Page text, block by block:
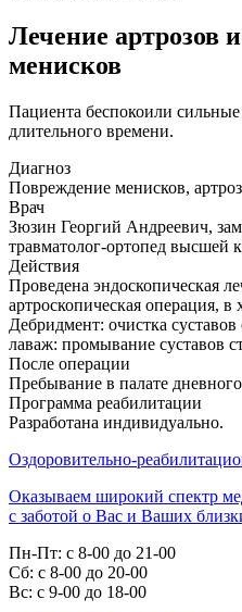
Лечение артрозов
менисков
Пациента беспокоили
длительного времени.
Диагноз
Повреждение менисков,
Врач
Зюзин Георгий Андреевич,
травматолог-ортопед высшей
Действия
Проведена эндоскопическая
артроскопическая операция,
Дебридмент: очистка
лаваж: промывание суставов
После операции
Пребывание в палате
Программа реабилитации
Разработана индивидуально.
Оздоровительно-
Оказываем широкий спектр
с заботой о Вас и Ваших
Пн-Пт: с 8-00 до 21-00
Cб: с 8-00 до 20-00
Вс: с 9-00 до 18-00